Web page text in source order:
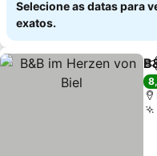
Selecione as datas para
exatos.